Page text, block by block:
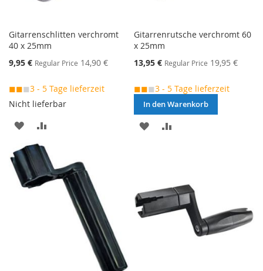
Gitarrenschlitten verchromt
40 x 25mm
Special
9,95 € Regular Price 14,90 €
◼◼◼3 - 5 Tage lieferzeit
Nicht lieferbar
MERKEN
HINZUFÜGEN
Gitarrenrutsche verchromt 60
x 25mm
Special
13,95 € Regular Price 19,95 €
◼◼◼3 - 5 Tage lieferzeit
In den Warenkorb
MERKEN